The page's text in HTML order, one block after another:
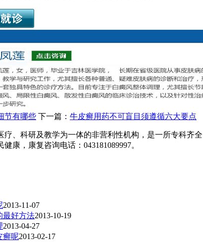
节有哪些 下一篇： 牛皮癣用药不可盲目须遵循六大要点
疗、科研及教学为一体的非营利性机构，是一所专科
康，康复咨询电话：043181089997。
2013-11-07
最好方法2013-10-19
2013-04-27
癣呢2013-02-17